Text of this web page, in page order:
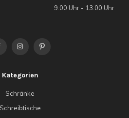
9.00 Uhr - 13.00 Uhr
Kategorien
Schränke
Schreibtische